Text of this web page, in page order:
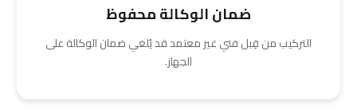
ضمان الوكالة محفوظ
التركيب من قِبل فني غير معتمد قد يُلغي ضمان الوكالة على
الجهاز.